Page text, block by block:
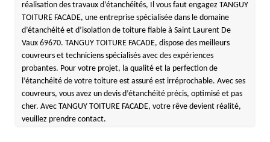
réalisation des travaux d’étanchéités, Il vous faut engagez TANGUY
TOITURE FACADE, une entreprise spécialisée dans le domaine
d’étanchéité et d’isolation de toiture fiable à Saint Laurent De
Vaux 69670. TANGUY TOITURE FACADE, dispose des meilleurs
couvreurs et techniciens spécialisés avec des expériences
probantes. Pour votre projet, la qualité et la perfection de
l’étanchéité de votre toiture est assuré est irréprochable. Avec ses
couvreurs, vous avez un devis d’étanchéité précis, optimisé et pas
cher. Avec TANGUY TOITURE FACADE, votre rêve devient réalité,
veuillez prendre contact.